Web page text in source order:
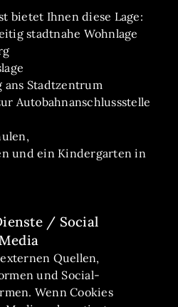
bietet Ihnen diese Lage:
stadtnahe Wohnlage
ans Stadtzentrum
Autobahnanschlussstelle
und ein Kindergarten in
/ Social
Quellen,
und Social-
Wenn Cookies